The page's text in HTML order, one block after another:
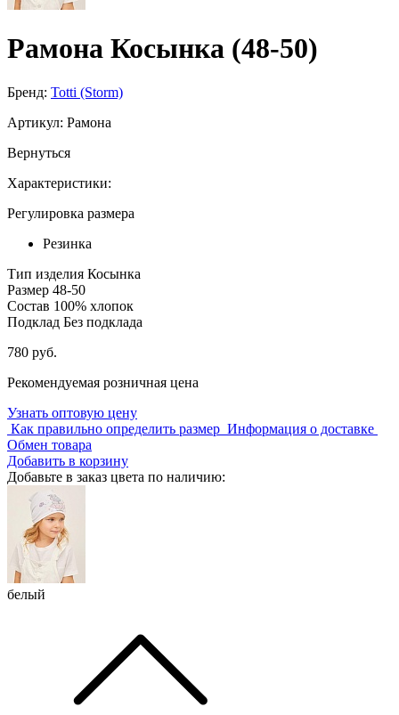
Рамона Косынка (48-50)
Бренд: Totti (Storm)
Артикул: Рамона
Вернуться
Характеристики:
Регулировка размера
Резинка
Тип изделия Косынка
Размер 48-50
Состав 100% хлопок
Подклад Без подклада
780 руб.
Рекомендуемая розничная цена
Узнать оптовую цену
Как правильно определить размер Информация о доставке
Обмен товара
Добавить в корзину
Добавьте в заказ цвета по наличию:
белый